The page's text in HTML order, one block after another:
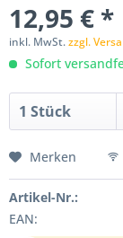
12,95 € *
inkl. MwSt.zzgl.
Sofort
Merken
Artikel-Nr.:
EAN: